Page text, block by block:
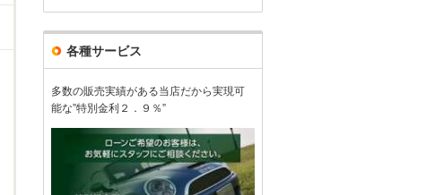
各種サービス
多数の販売実績がある当店だから実現可
能な”特別金利２．９％”